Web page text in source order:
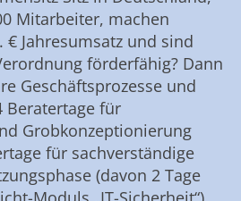
Mitarbeiter, machen
Jahresumsatz und sind
förderfähig? Dann
Geschäftsprozesse und
Beratertage für
Grobkonzeptionierung
für sachverständige
(davon 2 Tage